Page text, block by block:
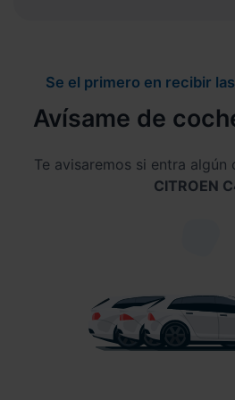
Se el primero en recibir
Avísame de
Te avisaremos si entra algún
CITROEN